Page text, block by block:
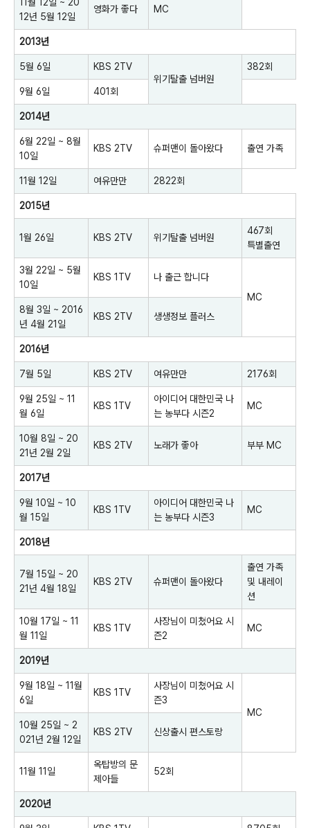
12년 5월 12일
영화가 좋다 MC
2013년
5월 6일
KBS 2TV
위기탈출 넘버원
382회
9월 6일 401회
2014년
6월 22일 ~ 8월
10일
KBS 2TV 슈퍼맨이 돌아왔다 출연 가족
11월 12일 여유만만 2822회
2015년
1월 26일 KBS 2TV 위기탈출 넘버원
467회
특별출연
3월 22일 ~ 5월
10일
KBS 1TV
나 출근 합니다
MC
8월 3일 ~ 2016
년 4월 21일
KBS 2TV 생생정보 플러스
2016년
7월 5일 KBS 2TV 여유만만 2176회
9월 25일 ~ 11
월 6일
KBS 1TV
아이디어 대한민국 나
는 농부다 시즌2
MC
10월 8일 ~ 20
21년 2월 2일
KBS 2TV 노래가 좋아 부부 MC
2017년
9월 10일 ~ 10
월 15일
KBS 1TV
아이디어 대한민국 나
는 농부다 시즌3
MC
2018년
7월 15일 ~ 20
21년 4월 18일
KBS 2TV 슈퍼맨이 돌아왔다
출연 가족
및 내레이
션
10월 17일 ~ 11
월 11일
KBS 1TV
사장님이 미쳤어요 시
즌2
MC
2019년
9월 18일 ~ 11월
6일
KBS 1TV
사장님이 미쳤어요 시
즌3
MC
10월 25일 ~ 2
021년 2월 12일
KBS 2TV 신상출시 편스토랑
11월 11일
옥탑방의 문
제아들
52회
2020년